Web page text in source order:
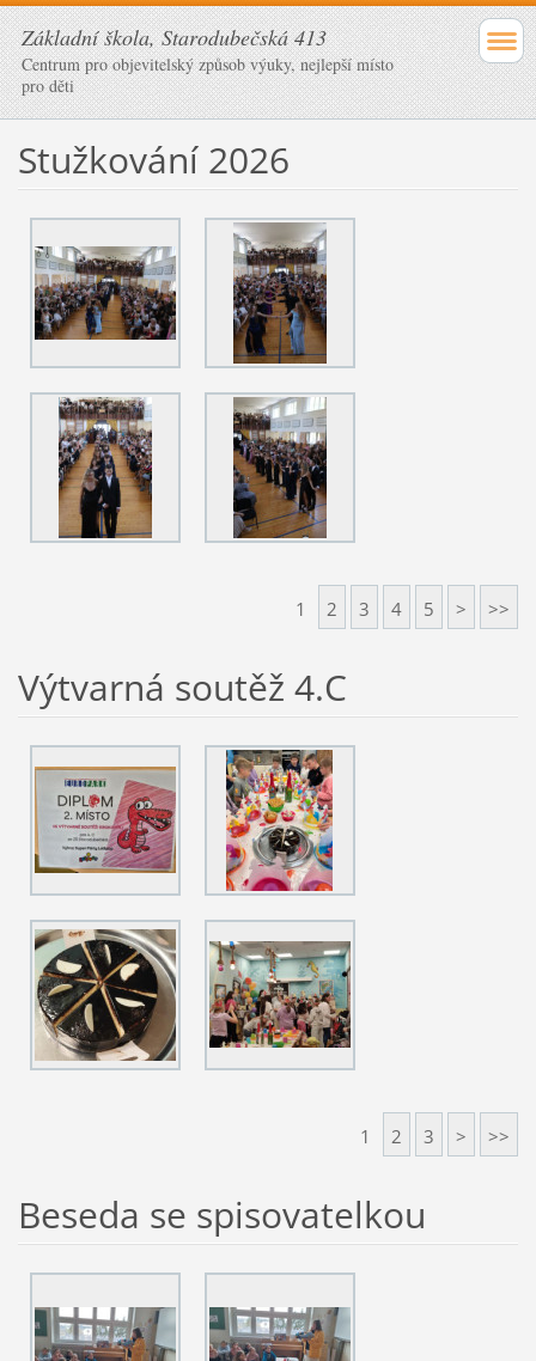
Základní škola, Starodubečská 413
Centrum pro objevitelský způsob výuky, nejlepší místo
pro děti
Stužkování 2026
1 2 3 4 5 > >>
Výtvarná soutěž 4.C
1 2 3 > >>
Beseda se spisovatelkou